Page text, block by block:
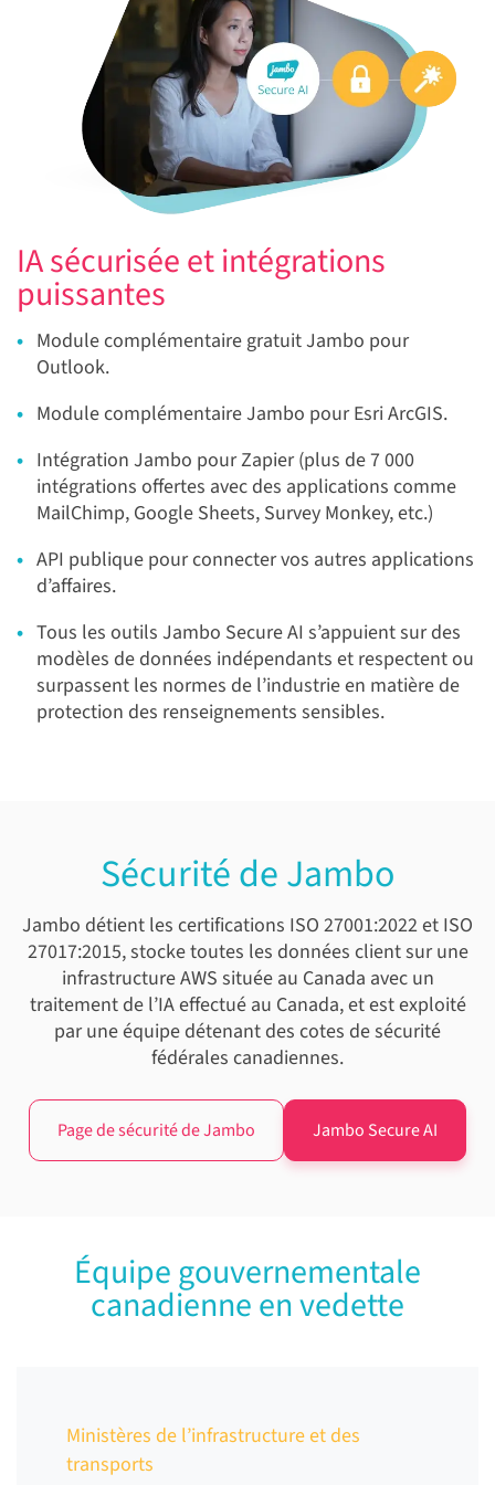
IA sécurisée et intégrations
puissantes
Module complémentaire gratuit Jambo pour
Outlook.
Module complémentaire Jambo pour Esri ArcGIS.
Intégration Jambo pour Zapier (plus de 7 000
intégrations offertes avec des applications comme
MailChimp, Google Sheets, Survey Monkey, etc.)
API publique pour connecter vos autres applications
d’affaires.
Tous les outils Jambo Secure AI s’appuient sur des
modèles de données indépendants et respectent ou
surpassent les normes de l’industrie en matière de
protection des renseignements sensibles.
Sécurité de Jambo
Jambo détient les certifications ISO 27001:2022 et ISO
27017:2015, stocke toutes les données client sur une
infrastructure AWS située au Canada avec un
traitement de l’IA effectué au Canada, et est exploité
par une équipe détenant des cotes de sécurité
fédérales canadiennes.
Page de sécurité de Jambo Jambo Secure AI
Équipe gouvernementale
canadienne en vedette
Ministères de l’infrastructure et des
transports